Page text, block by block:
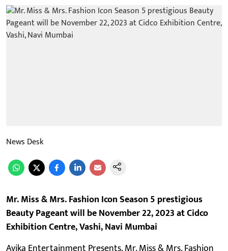
News Desk
Mr. Miss & Mrs. Fashion Icon Season 5 prestigious
Beauty Pageant will be November 22, 2023 at Cidco
Exhibition Centre, Vashi, Navi Mumbai